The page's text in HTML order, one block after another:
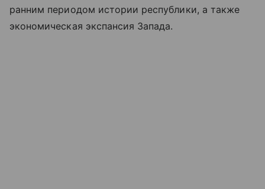
ранним периодом истории республики, а также
экономическая экспансия Запада.